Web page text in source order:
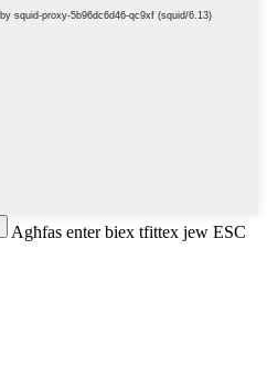
Agħfas enter biex tfittex jew ESC